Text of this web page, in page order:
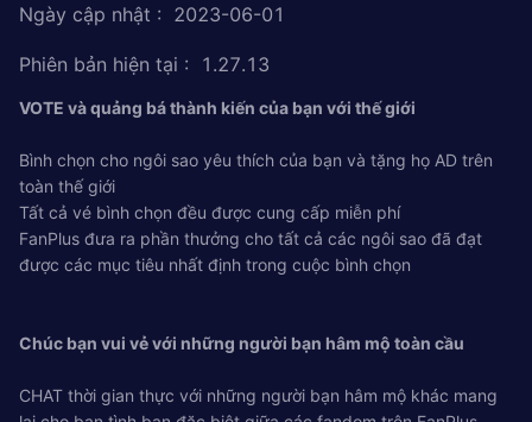
Ngày cập nhật : 2023-06-01
Phiên bản hiện tại : 1.27.13
VOTE và quảng bá thành kiến ​​của bạn với thế giới
Bình chọn cho ngôi sao yêu thích của bạn và tặng họ AD trên
toàn thế giới
Tất cả vé bình chọn đều được cung cấp miễn phí
FanPlus đưa ra phần thưởng cho tất cả các ngôi sao đã đạt
được các mục tiêu nhất định trong cuộc bình chọn
Chúc bạn vui vẻ với những người bạn hâm mộ toàn cầu
CHAT thời gian thực với những người bạn hâm mộ khác mang